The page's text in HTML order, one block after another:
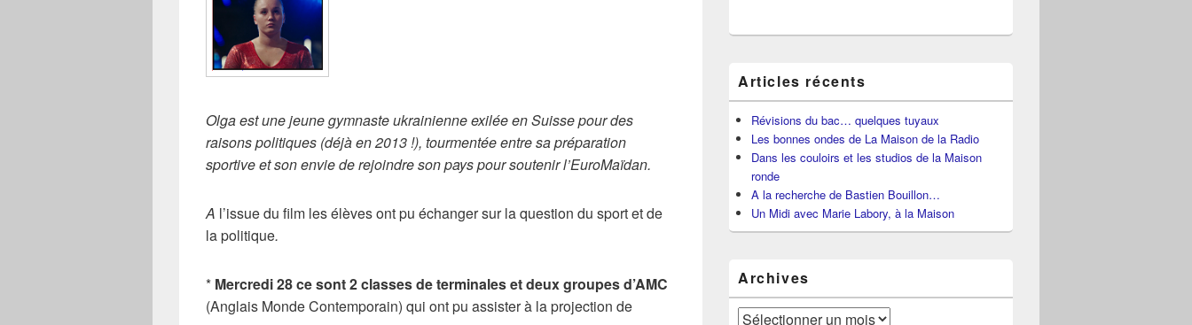
Olga est une jeunegymnaste ukrainienne exilée en Suisse pour des
raisonspolitiques (déjà en 2013 !), tourmentée entre sapréparation
sportive et son envie de rejoindre son payspour soutenir l’EuroMaïdan.
A l’issue du film les élèves ont pu échanger sur la question du sport et de
la politique.
* Mercredi 28 ce sont 2 classes de terminales et deux groupes d’AMC
(Anglais Monde Contemporain) qui ont pu assister à la projection de
Articles récents
Révisions du bac… quelques tuyaux
Les bonnes ondes de La Maison de la Radio
Dans les couloirs et les studios de la Maison
ronde
A la recherche de Bastien Bouillon…
Un Midi avec Marie Labory, à la Maison
Archives
Archives